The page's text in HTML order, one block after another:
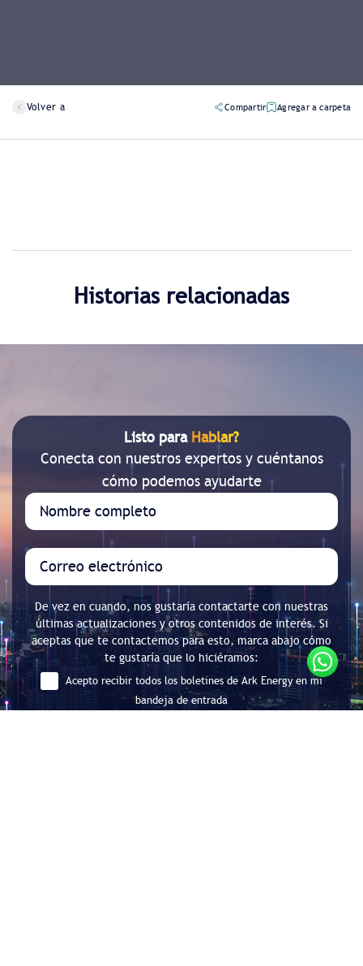
Volver a Compartir Agregar a carpeta
Historias relacionadas
Listo para Hablar?
Conecta con nuestros expertos y cuéntanos
cómo podemos ayudarte
De vez en cuando, nos gustaría contactarte con nuestras
últimas actualizaciones y otros contenidos de interés. Si
aceptas que te contactemos para esto, marca abajo cómo
te gustaría que lo hiciéramos:
Acepto recibir todos los boletines de Ark Energy en mi
bandeja de entrada